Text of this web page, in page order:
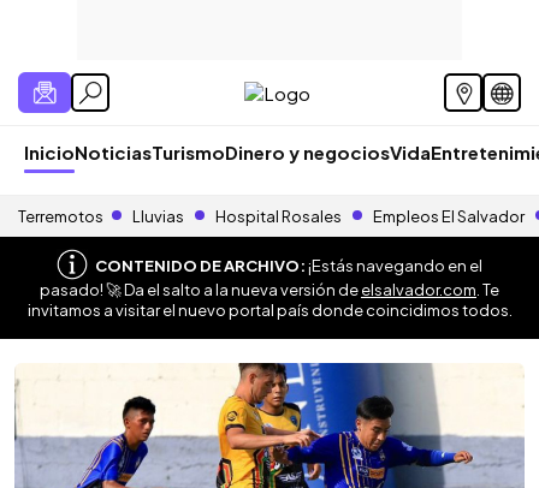
InicioNoticiasTurismoDinero y negociosVida
Terremotos Lluvias Hospital Rosales Empleos El Salvador
CONTENIDO DE ARCHIVO:¡Estás navegando en el
pasado! 🚀 Da el salto a la nueva versión deelsalvador.com . Te
invitamos a visitar el nuevo portal país donde coincidimos todos.